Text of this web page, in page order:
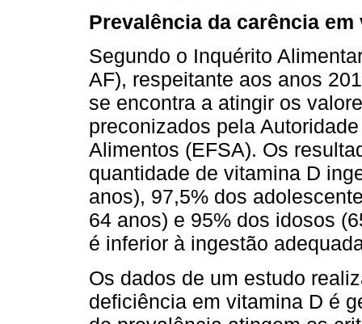
Prevalência da carência em
Segundo o Inquérito
AF), respeitante aos anos
se encontra a atingir os
preconizados pela
Alimentos (EFSA). Os
quantidade de vitamina D
anos), 97,5% dos
64 anos) e 95% dos idosos
é inferior à ingestão
Os dados de um estudo
deficiência em vitamina D é